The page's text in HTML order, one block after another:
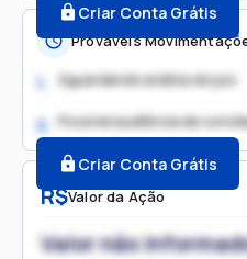
R$Valor da Ação
Valor não
Criar Conta Grátis
Prováveis
1. Aguardando análise do juiz
2. Possível audiência de
Criar Conta Grátis